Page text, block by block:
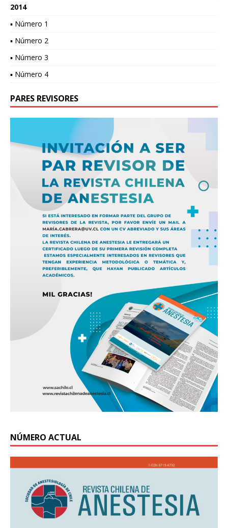
2014
▪ Número 1
▪ Número 2
▪ Número 3
▪ Número 4
PARES REVISORES
NÚMERO ACTUAL